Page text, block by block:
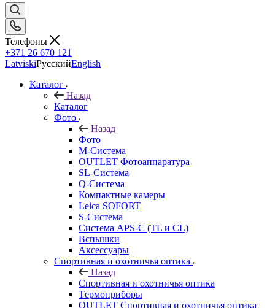
Телефоны
+371 26 670 121
LatviskiРусскийEnglish
Каталог
Назад
Каталог
Фото
Назад
Фото
M-Система
OUTLET Фотоаппаратура
SL-Система
Q-Cистема
Компактные камеры
Leica SOFORT
S-Система
Система APS-C (TL и CL)
Вспышки
Аксессуары
Спортивная и охотничья оптика
Назад
Спортивная и охотничья оптика
Tермоприборы
OUTLET Спортивная и охотничья оптика